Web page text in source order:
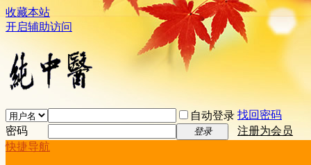
收藏本站
开启辅助访问
自动登录 找回密码
密码
登录
注册为会员
快捷导航